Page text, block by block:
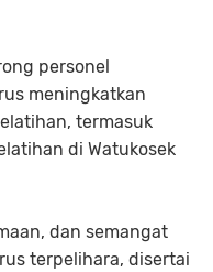
personel
meningkatkan
termasuk
di Watukosek
dan semangat
terpelihara, disertai